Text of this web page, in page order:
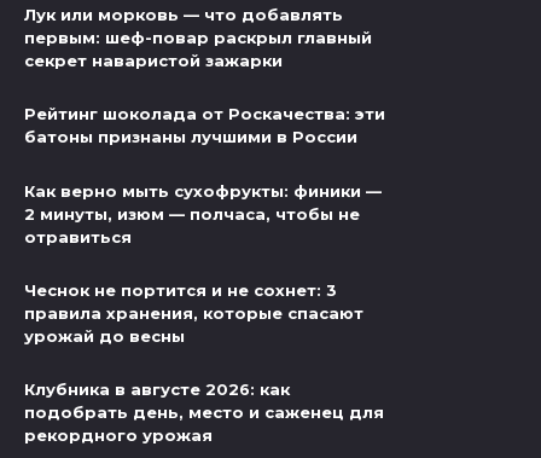
Лук или морковь — что добавлять
первым: шеф-повар раскрыл главный
секрет наваристой зажарки
Рейтинг шоколада от Роскачества: эти
батоны признаны лучшими в России
Как верно мыть сухофрукты: финики —
2 минуты, изюм — полчаса, чтобы не
отравиться
Чеснок не портится и не сохнет: 3
правила хранения, которые спасают
урожай до весны
Клубника в августе 2026: как
подобрать день, место и саженец для
рекордного урожая